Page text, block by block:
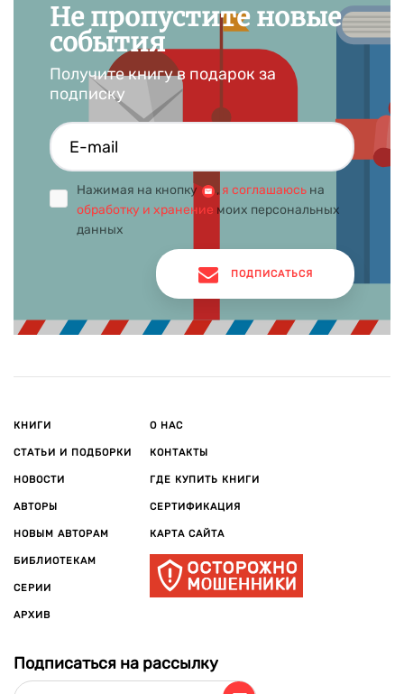
Не пропустите новые
события
Получите книгу в подарок за
подписку
Нажимая на кнопку , я соглашаюсь на
обработку и хранение моих персональных
данных
ПОДПИСАТЬСЯ
КНИГИ
СТАТЬИ И ПОДБОРКИ
НОВОСТИ
АВТОРЫ
НОВЫМ АВТОРАМ
БИБЛИОТЕКАМ
СЕРИИ
АРХИВ
О НАС
КОНТАКТЫ
ГДЕ КУПИТЬ КНИГИ
СЕРТИФИКАЦИЯ
КАРТА САЙТА
Подписаться на рассылку